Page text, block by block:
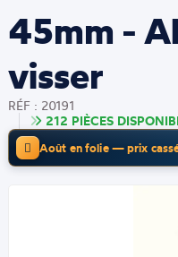
45mm -
visser
RÉF : 20191
212 PIÈCES
Août en folie — prix